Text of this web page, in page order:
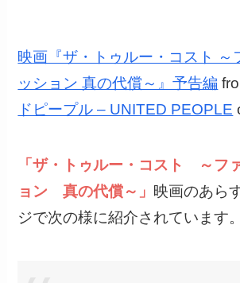
映画『ザ・トゥルー・コスト ～
ッション 真の代償～』予告編
ドピープル – UNITED PEOPLE
「ザ・トゥルー・コスト ～フ
ョン 真の代償～」 映画のあら
ジで次の様に紹介されています。